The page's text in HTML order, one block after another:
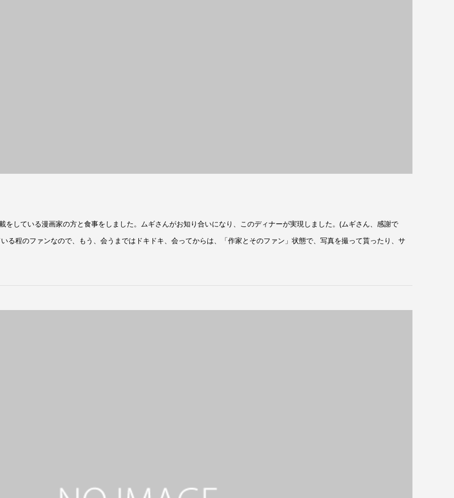
をしている漫画家の方と食事をしました。ムギさんがお知り合いになり、このディナーが実現しました。(ムギさん、感謝で
る程のファンなので、もう、会うまではドキドキ、会ってからは、「作家とそのファン」状態で、写真を撮って貰ったり、サ